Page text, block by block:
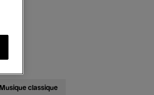
Musique classique